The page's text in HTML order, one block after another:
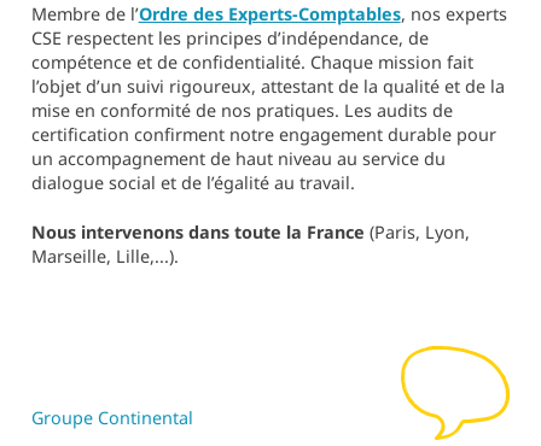
Membre de l’Ordre des Experts-Comptables, nos experts
CSE respectent les principes d’indépendance, de
compétence et de confidentialité. Chaque mission fait
l’objet d’un suivi rigoureux, attestant de la qualité et de la
mise en conformité de nos pratiques. Les audits de
certification confirment notre engagement durable pour
un accompagnement de haut niveau au service du
dialogue social et de l’égalité au travail.
Nous intervenons dans toute la France (Paris, Lyon,
Marseille, Lille,...).
Groupe Continental